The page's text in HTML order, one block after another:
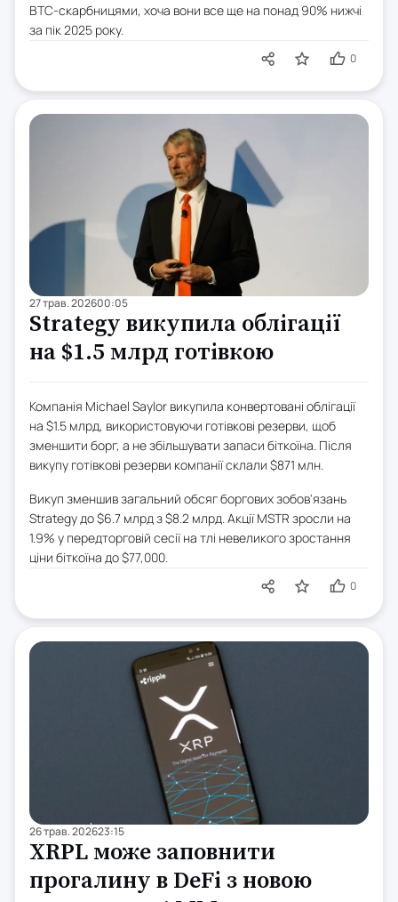
BTC-скарбницями, хоча вони все ще на понад 90% нижчі
за пік 2025 року.
0
27 трав. 202600:05
Strategy викупила облігації
на $1.5 млрд готівкою
Компанія Michael Saylor викупила конвертовані облігації
на $1.5 млрд, використовуючи готівкові резерви, щоб
зменшити борг, а не збільшувати запаси біткоїна. Після
викупу готівкові резерви компанії склали $871 млн.
Викуп зменшив загальний обсяг боргових зобов'язань
Strategy до $6.7 млрд з $8.2 млрд. Акції MSTR зросли на
1.9% у передторговій сесії на тлі невеликого зростання
ціни біткоїна до $77,000.
0
26 трав. 202623:15
XRPL може заповнити
прогалину в DeFi з новою